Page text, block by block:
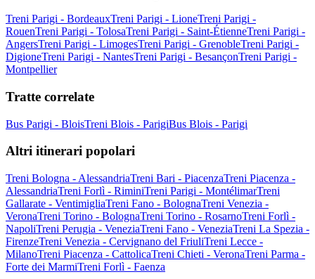
Treni Parigi - BordeauxTreni Parigi - LioneTreni Parigi -
RouenTreni Parigi - TolosaTreni Parigi - Saint-ÉtienneTreni Parigi -
AngersTreni Parigi - LimogesTreni Parigi - GrenobleTreni Parigi -
DigioneTreni Parigi - NantesTreni Parigi - BesançonTreni Parigi -
Montpellier
Tratte correlate
Bus Parigi - BloisTreni Blois - ParigiBus Blois - Parigi
Altri itinerari popolari
Treni Bologna - AlessandriaTreni Bari - PiacenzaTreni Piacenza -
AlessandriaTreni Forlì - RiminiTreni Parigi - MontélimarTreni
Gallarate - VentimigliaTreni Fano - BolognaTreni Venezia -
VeronaTreni Torino - BolognaTreni Torino - RosarnoTreni Forlì -
NapoliTreni Perugia - VeneziaTreni Fano - VeneziaTreni La Spezia -
FirenzeTreni Venezia - Cervignano del FriuliTreni Lecce -
MilanoTreni Piacenza - CattolicaTreni Chieti - VeronaTreni Parma -
Forte dei MarmiTreni Forlì - Faenza